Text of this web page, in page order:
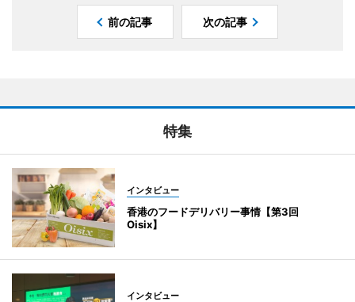
前の記事 次の記事
特集
インタビュー
香港のフードデリバリー事情【第3回
Oisix】
インタビュー